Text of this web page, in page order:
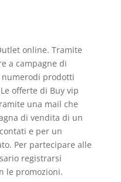
online. Tramite
a campagne di
prodotti
offerte di Buy vip
una mail che
di vendita di un
e per un
Per partecipare alle
registrarsi
le promozioni.